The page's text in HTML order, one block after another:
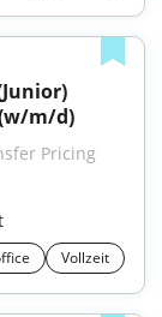
m/d)
Pricing
Vollzeit